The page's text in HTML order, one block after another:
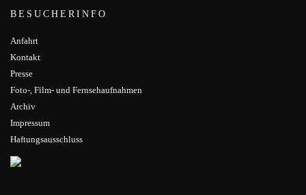
BESUCHERINFO
Anfahrt
Kontakt
Presse
Foto-, Film- und Fernsehaufnahmen
Archiv
Impressum
Haftungsausschluss